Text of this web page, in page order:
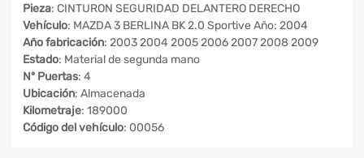
Pieza: CINTURON SEGURIDAD DELANTERO DERECHO
Vehículo: MAZDA 3 BERLINA BK 2.0 Sportive Año: 2004
Año fabricación: 2003 2004 2005 2006 2007 2008 2009
Estado: Material de segunda mano
Nº Puertas: 4
Ubicación: Almacenada
Kilometraje: 189000
Código del vehículo: 00056